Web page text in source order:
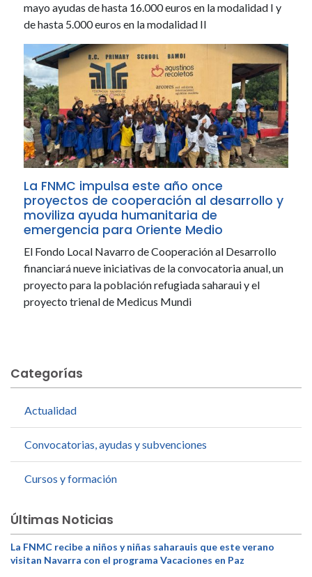
mayo ayudas de hasta 16.000 euros en la modalidad I y
de hasta 5.000 euros en la modalidad II
La FNMC impulsa este año once
proyectos de cooperación al desarrollo y
moviliza ayuda humanitaria de
emergencia para Oriente Medio
El Fondo Local Navarro de Cooperación al Desarrollo
financiará nueve iniciativas de la convocatoria anual, un
proyecto para la población refugiada saharaui y el
proyecto trienal de Medicus Mundi
Categorías
Actualidad
Convocatorias, ayudas y subvenciones
Cursos y formación
Últimas Noticias
La FNMC recibe a niños y niñas saharauis que este verano
visitan Navarra con el programa Vacaciones en Paz